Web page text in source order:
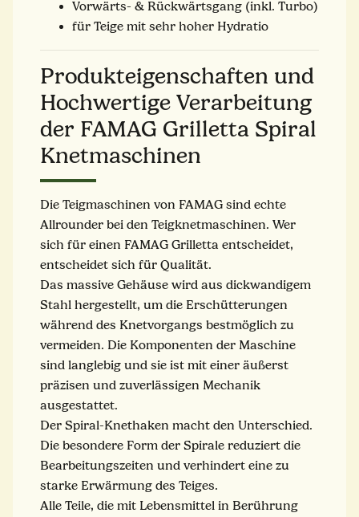
Vorwärts- & Rückwärtsgang (inkl. Turbo)
für Teige mit sehr hoher Hydratio
Produkteigenschaften und
Hochwertige Verarbeitung
der FAMAG Grilletta Spiral
Knetmaschinen
Die Teigmaschinen von FAMAG sind echte
Allrounder bei den Teigknetmaschinen. Wer
sich für einen FAMAG Grilletta entscheidet,
entscheidet sich für Qualität.
Das massive Gehäuse wird aus dickwandigem
Stahl hergestellt, um die Erschütterungen
während des Knetvorgangs bestmöglich zu
vermeiden. Die Komponenten der Maschine
sind langlebig und sie ist mit einer äußerst
präzisen und zuverlässigen Mechanik
ausgestattet.
Der Spiral-Knethaken macht den Unterschied.
Die besondere Form der Spirale reduziert die
Bearbeitungszeiten und verhindert eine zu
starke Erwärmung des Teiges.
Alle Teile, die mit Lebensmittel in Berührung